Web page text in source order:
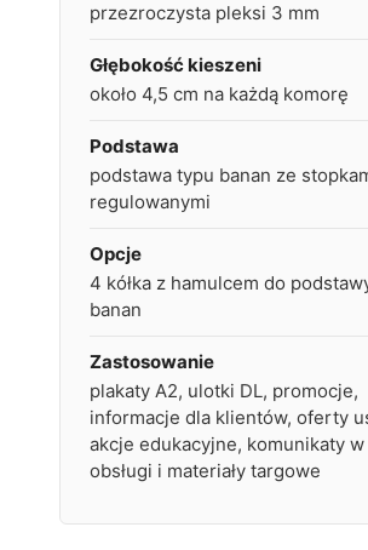
przezroczysta pleksi 3 mm
Głębokość kieszeni
około 4,5 cm na każdą komorę
Podstawa
podstawa typu banan ze
regulowanymi
Opcje
4 kółka z hamulcem do
banan
Zastosowanie
plakaty A2, ulotki DL, promocje,
informacje dla klientów, oferty
akcje edukacyjne, komunikaty
obsługi i materiały targowe